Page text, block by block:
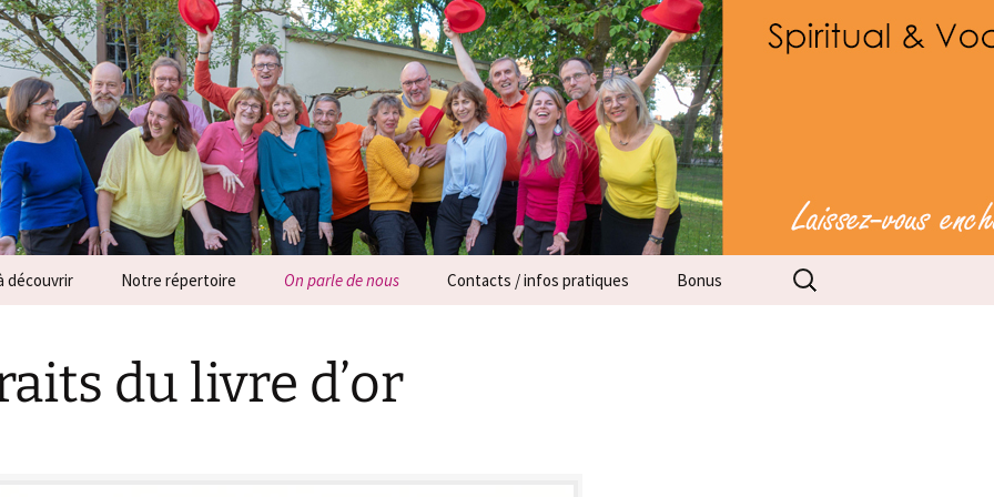
vocal a capella
découvrir
MélodHin
Notre répertoire
Extraits audio
On parle de nous
Extraits du livre d’or
Contacts / infos pratiques Bonus
Rechercher :
du livre d’or